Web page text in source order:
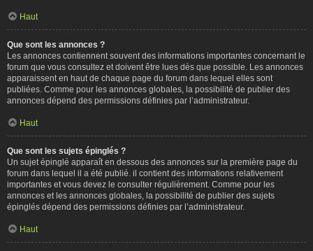
Haut
Que sont les annonces ?
Les annonces contiennent souvent des informations importantes concernant le
forum que vous consultez et doivent être lues dès que possible. Les annonces
apparaissent en haut de chaque page du forum dans lequel elles sont
publiées. Comme pour les annonces globales, la possibilité de publier des
annonces dépend des permissions définies par l’administrateur.
Haut
Que sont les sujets épinglés ?
Un sujet épinglé apparaît en dessous des annonces sur la première page du
forum dans lequel il a été publié. il contient des informations relativement
importantes et vous devez le consulter régulièrement. Comme pour les
annonces et les annonces globales, la possibilité de publier des sujets
épinglés dépend des permissions définies par l’administrateur.
Haut